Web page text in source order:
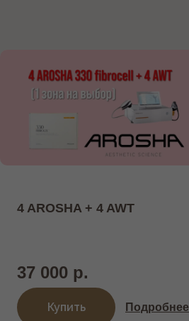
Подробнее
37 000 р.
4 AROSHA + 4 AWT
Купить
ОБОРУДОВАНИЕ
Работаем только с проверенными и